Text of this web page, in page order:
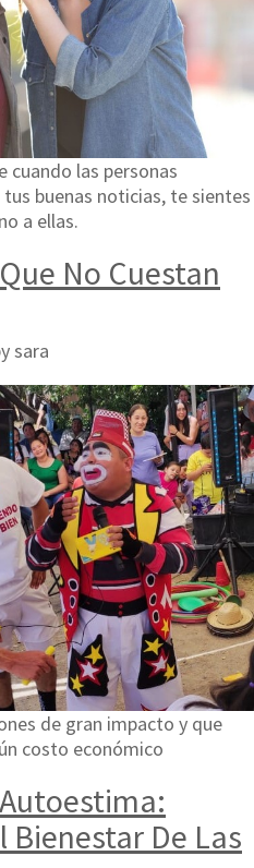
cuando las personas
buenas noticias, te sientes
a ellas.
No Cuestan
sara
de gran impacto y que
costo económico
Bienestar De Las